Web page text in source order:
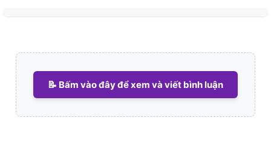
📝 Bấm vào đây để xem và viết bình luận